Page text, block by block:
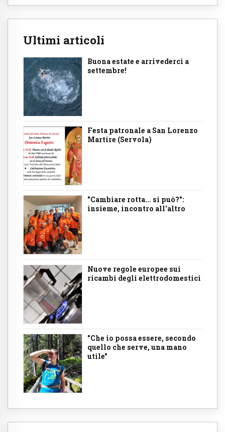
Ultimi articoli
Buona estate e arrivederci a
settembre!
Festa patronale a San Lorenzo
Martire (Servola)
"Cambiare rotta... si può?":
insieme, incontro all'altro
Nuove regole europee sui
ricambi degli elettrodomestici
"Che io possa essere, secondo
quello che serve, una mano
utile"